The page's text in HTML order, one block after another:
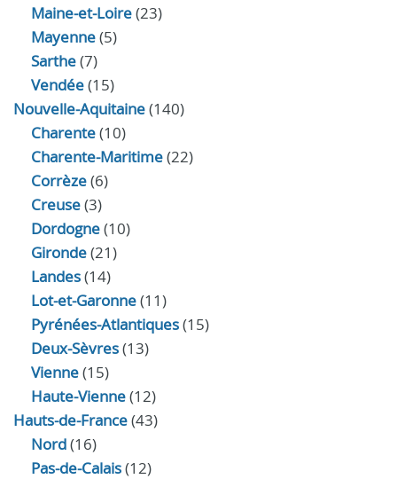
Maine-et-Loire(23)
Mayenne(5)
Sarthe(7)
Vendée(15)
Nouvelle-Aquitaine(140)
Charente(10)
Charente-Maritime(22)
Corrèze(6)
Creuse(3)
Dordogne(10)
Gironde(21)
Landes(14)
Lot-et-Garonne(11)
Pyrénées-Atlantiques(15)
Deux-Sèvres(13)
Vienne(15)
Haute-Vienne(12)
Hauts-de-France(43)
Nord(16)
Pas-de-Calais(12)